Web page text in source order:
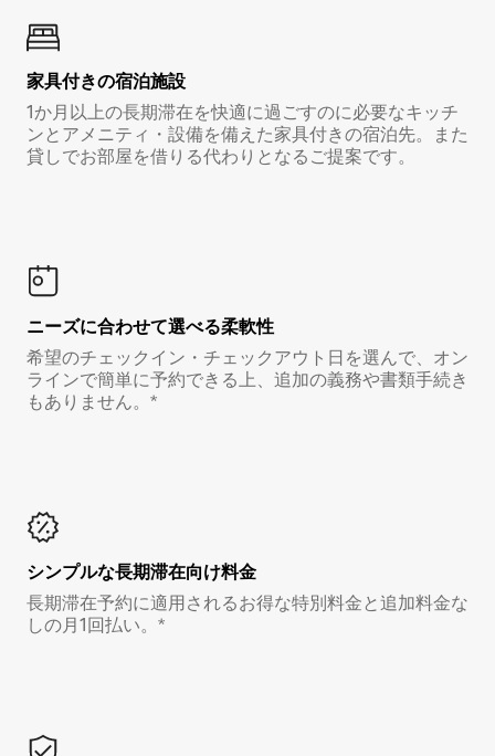
家具付き⁠の宿⁠泊⁠施⁠設
1か月以上の長期滞在を快適に過ごすのに必要なキッチ
ンとアメニティ・設備を備えた家具付きの宿泊先。また
貸しでお部屋を借りる代わりとなるご提案です。
ニーズに合わせて選べる柔軟性
希望のチェックイン・チェックアウト日を選んで、オン
ラインで簡単に予約できる上、追加の義務や書類手続き
もありません。*
シンプルな長期滞在向け料金
長期滞在予約に適用されるお得な特別料金と追加料金な
しの月1回払い。*